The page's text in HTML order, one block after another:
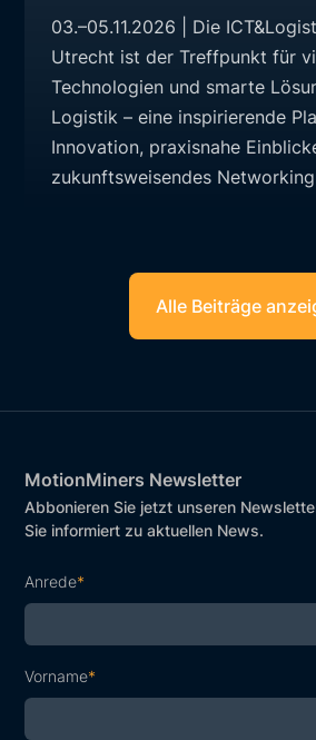
03.–05.11.2026 | Die
Utrecht ist der Treffpunkt für
Technologien und smarte
Logistik – eine inspirierende
Innovation, praxisnahe
zukunftsweisendes
Alle Beiträge
MotionMiners Newsletter
Abbonieren Sie jetzt unseren
Sie informiert zu aktuellen News.
Anrede*
Vorname*